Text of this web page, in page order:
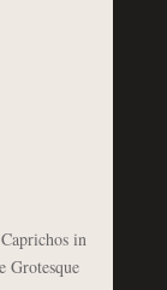
in
Grotesque